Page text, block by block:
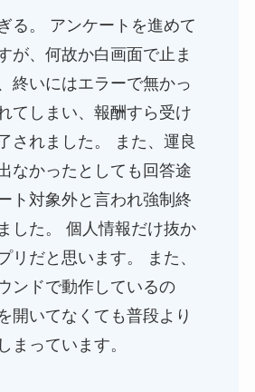
る。 アンケートを進めて
が、何故か白画面で止ま
終いにはエラーで無かっ
てしまい、報酬すら受け
されました。 また、運良
なかったとしても回答途
ト対象外と言われ強制終
した。 個人情報だけ抜か
リだと思います。 また、
ンドで動作しているの
開いてなくても普段より
まっています。